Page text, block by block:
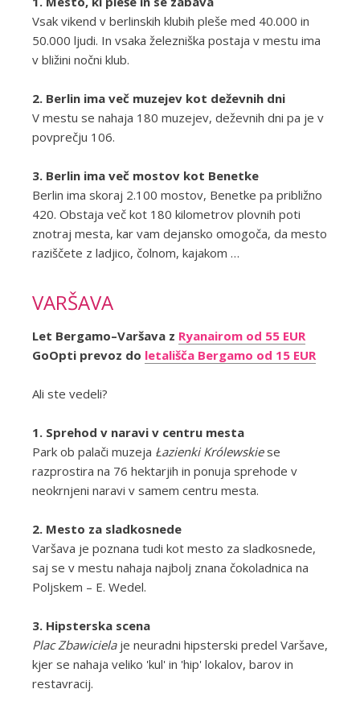
Vsak vikend v berlinskih klubih pleše med 40.000 in
50.000 ljudi. In vsaka železniška postaja v mestu ima
v bližini nočni klub.
2. Berlin ima več muzejev kot deževnih dni
V mestu se nahaja 180 muzejev, deževnih dni pa je v
povprečju 106.
3. Berlin ima več mostov kot Benetke
Berlin ima skoraj 2.100 mostov, Benetke pa približno
420. Obstaja več kot 180 kilometrov plovnih poti
znotraj mesta, kar vam dejansko omogoča, da mesto
raziščete z ladjico, čolnom, kajakom …
VARŠAVA
Let Bergamo–Varšava z Ryanairom od 55 EUR
GoOpti prevoz do letališča Bergamo od 15 EUR
Ali ste vedeli?
1. Sprehod v naravi v centru mesta
Park ob palači muzeja Łazienki Królewskiese
razprostira na 76 hektarjih in ponuja sprehode v
neokrnjeni naravi v samem centru mesta.
2. Mesto za sladkosnede
Varšava je poznana tudi kot mesto za sladkosnede,
saj se v mestu nahaja najbolj znana čokoladnica na
Poljskem – E. Wedel.
3. Hipsterska scena
Plac Zbawicielaje neuradni hipsterski predel Varšave,
kjer se nahaja veliko 'kul' in 'hip' lokalov, barov in
restavracij.